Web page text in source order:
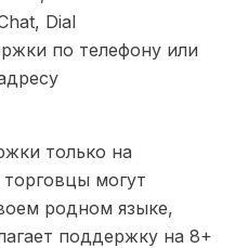
Dial
по телефону или
только на
могут
родном языке,
поддержку на 8+